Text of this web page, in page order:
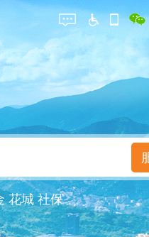
花城 社保